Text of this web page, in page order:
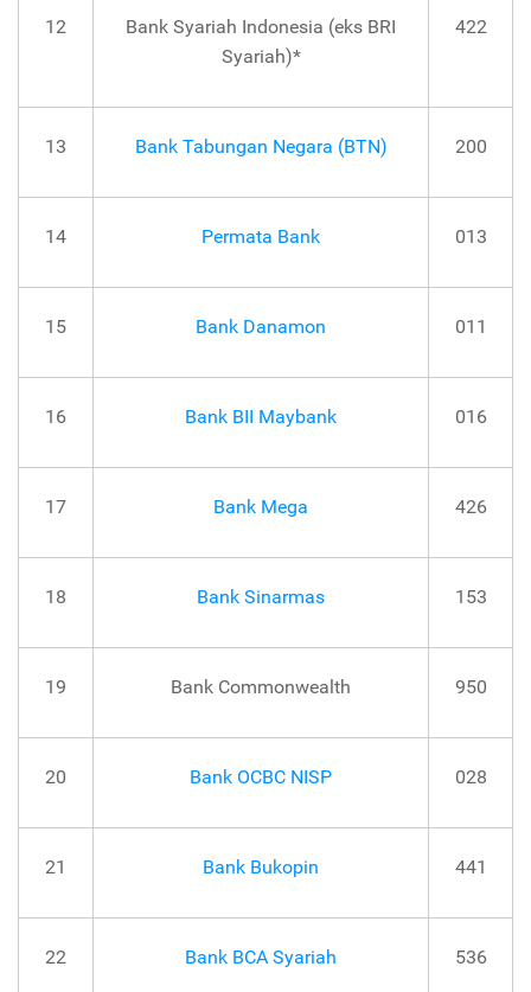
12
Bank Syariah Indonesia (eks BRI
Syariah)*
422
13 Bank Tabungan Negara (BTN) 200
14 Permata Bank 013
15 Bank Danamon 011
16 Bank BII Maybank 016
17 Bank Mega 426
18 Bank Sinarmas 153
19 Bank Commonwealth 950
20 Bank OCBC NISP 028
21 Bank Bukopin 441
22 Bank BCA Syariah 536